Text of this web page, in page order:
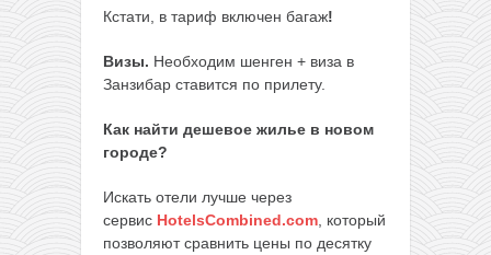
Кстати, в тариф включен багаж!
Визы. Необходим шенген + виза в
Занзибар ставится по прилету.
Как найти дешевое жилье в новом
городе?
Искать отели лучше через
сервис HotelsCombined.com , который
позволяют сравнить цены по десятку